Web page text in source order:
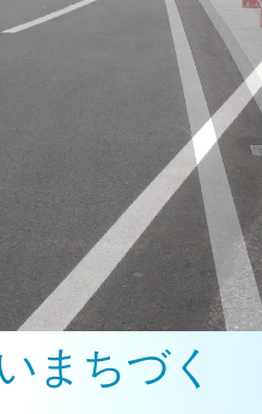
まちづく